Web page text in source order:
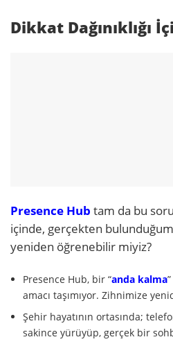
Dikkat Dağınıklığı
Presence Hub tam da bu
içinde, gerçekten
yeniden öğrenebilir miyiz?
Presence Hub, bir “anda kalma
amacı taşımıyor. Zihnimize
Şehir hayatının ortasında;
sakince yürüyüp, gerçek bir